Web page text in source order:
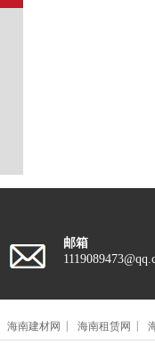
邮箱
海南建材网 海南租赁网